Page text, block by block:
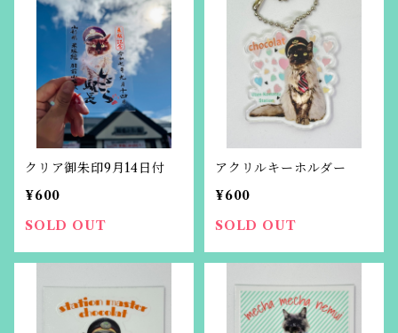
クリア御朱印9月14日付
¥600
SOLD OUT
アクリルキーホルダー
¥600
SOLD OUT